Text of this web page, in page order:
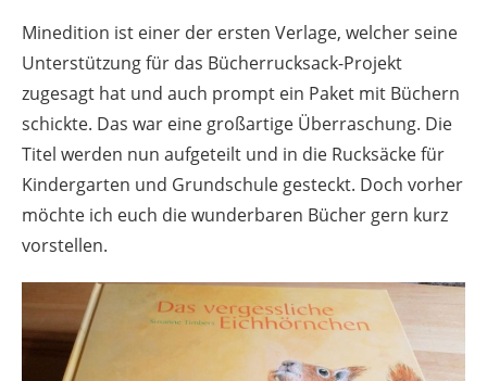
Minedition ist einer der ersten Verlage, welcher seine
Unterstützung für das Bücherrucksack-Projekt
zugesagt hat und auch prompt ein Paket mit Büchern
schickte. Das war eine großartige Überraschung. Die
Titel werden nun aufgeteilt und in die Rucksäcke für
Kindergarten und Grundschule gesteckt. Doch vorher
möchte ich euch die wunderbaren Bücher gern kurz
vorstellen.